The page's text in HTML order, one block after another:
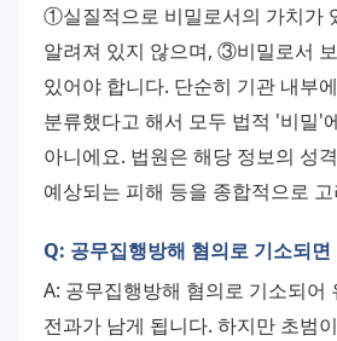
①실질적으로 비밀로서의 가치가
알려져 있지 않으며, ③비밀로서
있어야 합니다. 단순히 기관 내부
분류했다고 해서 모두 법적 '비밀'
아니에요. 법원은 해당 정보의 성
예상되는 피해 등을 종합적으로
Q: 공무집행방해 혐의로 기소되
A: 공무집행방해 혐의로 기소되어
전과가 남게 됩니다. 하지만 초범